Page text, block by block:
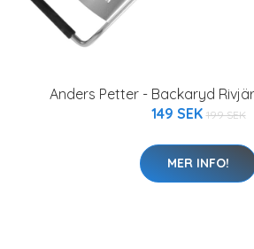
Anders Petter - Backaryd
149 SEK 199 SEK
MER INFO!